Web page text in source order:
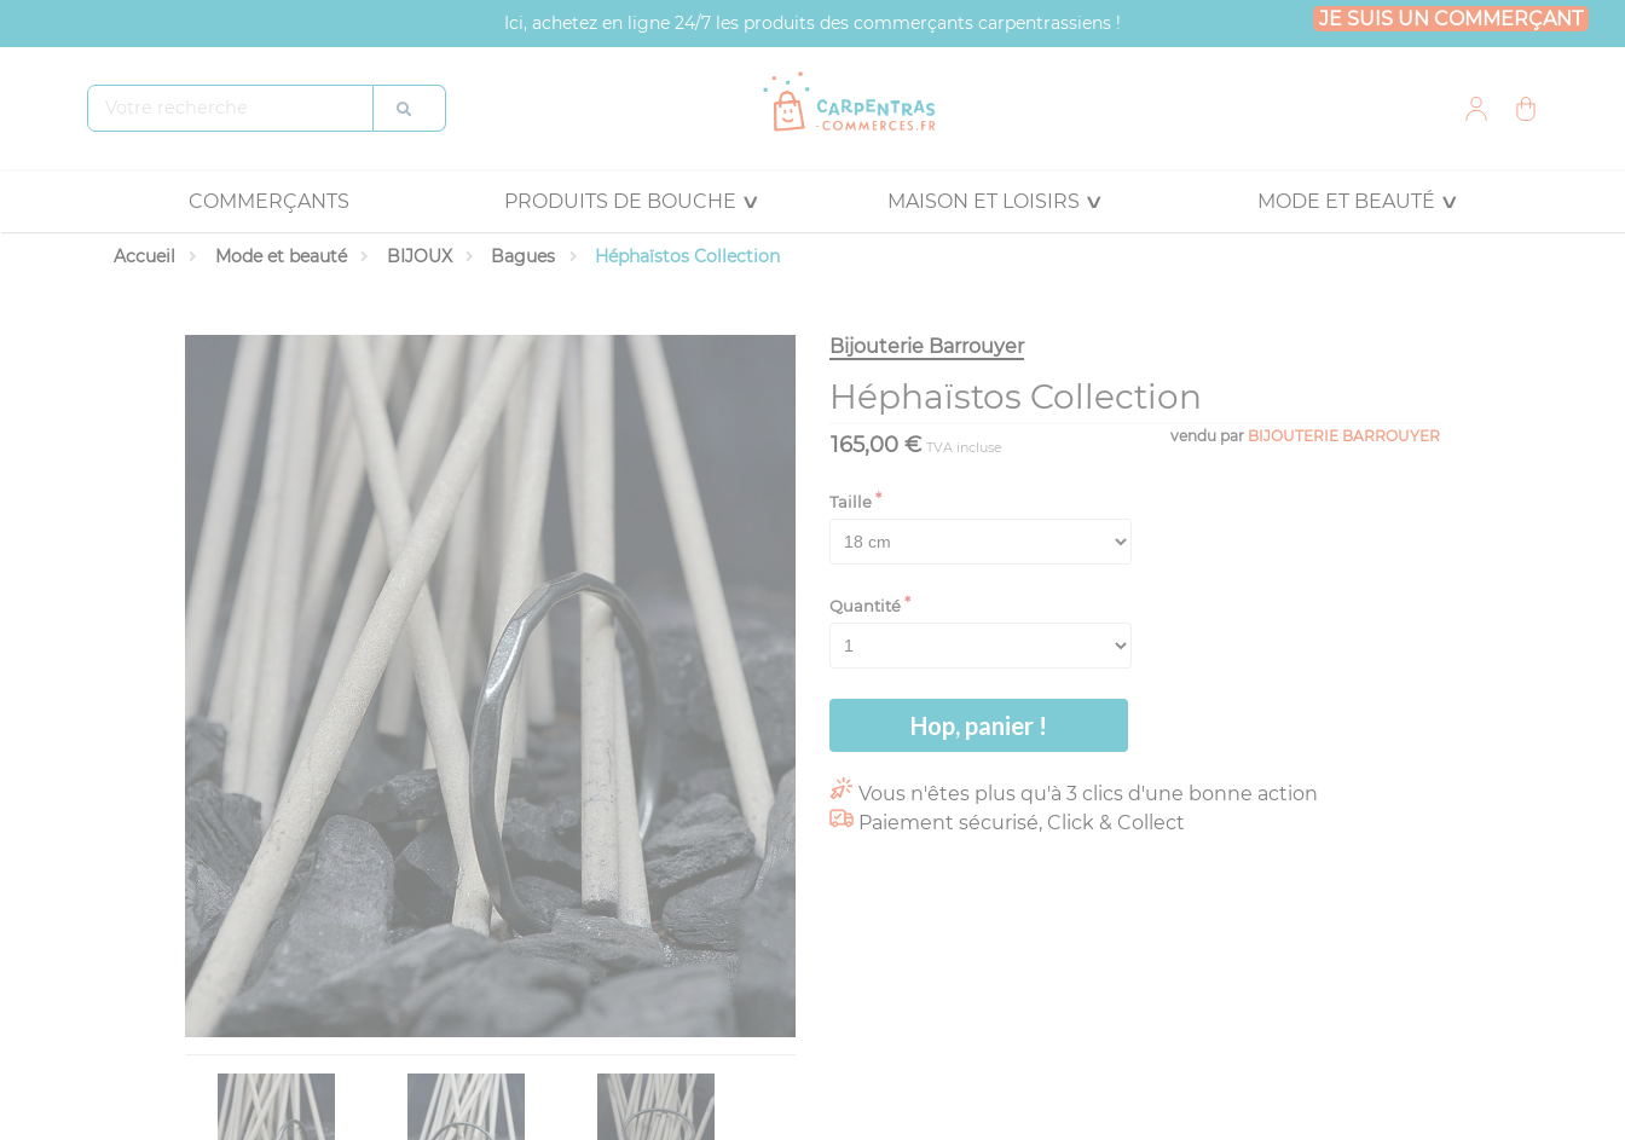
Ici, achetez en ligne 24/7 les produits des commerçants carpentrassiens ! JE SUIS UN COMMERÇANT
COMMERÇANTS PRODUITS DE BOUCHE MAISON ET LOISIRS MODE ET BEAUTÉ
Accueil Mode et beauté BIJOUX Bagues Héphaïstos Collection
Bijouterie Barrouyer
Héphaïstos Collection
vendu par BIJOUTERIE BARROUYER
165,00 € TVA incluse
Taille
Quantité
Hop, panier !
Vous n'êtes plus qu'à 3 clics d'une bonne action
Paiement sécurisé, Click & Collect